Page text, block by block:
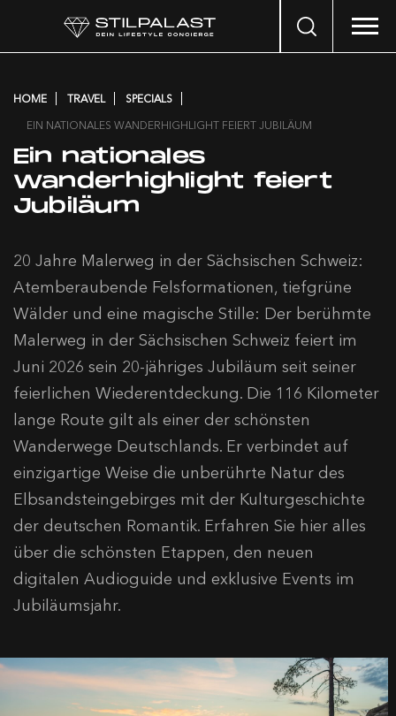
Search
HOME TRAVEL
SPECIALS
EIN NATIONALES WANDERHIGHLIGHT FEIERT JUBILÄUM
Ein nationales
Wanderhighlight feiert
Jubiläum
20 Jahre Malerweg in der Sächsischen Schweiz:
Atemberaubende Felsformationen, tiefgrüne
Wälder und eine magische Stille: Der berühmte
Malerweg in der Sächsischen Schweiz feiert im
Juni 2026 sein 20-jähriges Jubiläum seit seiner
feierlichen Wiederentdeckung. Die 116 Kilometer
lange Route gilt als einer der schönsten
Wanderwege Deutschlands. Er verbindet auf
einzigartige Weise die unberührte Natur des
Elbsandsteingebirges mit der Kulturgeschichte
der deutschen Romantik. Erfahren Sie hier alles
über die schönsten Etappen, den neuen
digitalen Audioguide und exklusive Events im
Jubiläumsjahr.